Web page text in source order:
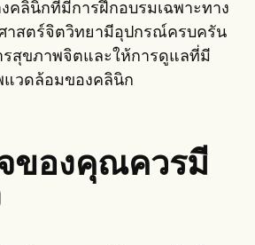
คลินิกที่มีการฝึกอบรมเฉพาะทาง
าสตร์จิตวิทยามีอุปกรณ์ครบครัน
รสุขภาพจิตและให้การดูแลที่มี
วดล้อมของคลินิก
ของคุณควรมี